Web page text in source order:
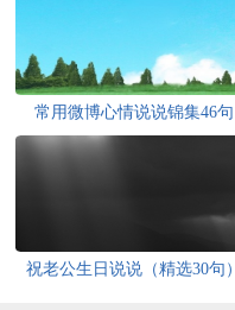
常用微博心情说说锦集46句
祝老公生日说说（精选30句）